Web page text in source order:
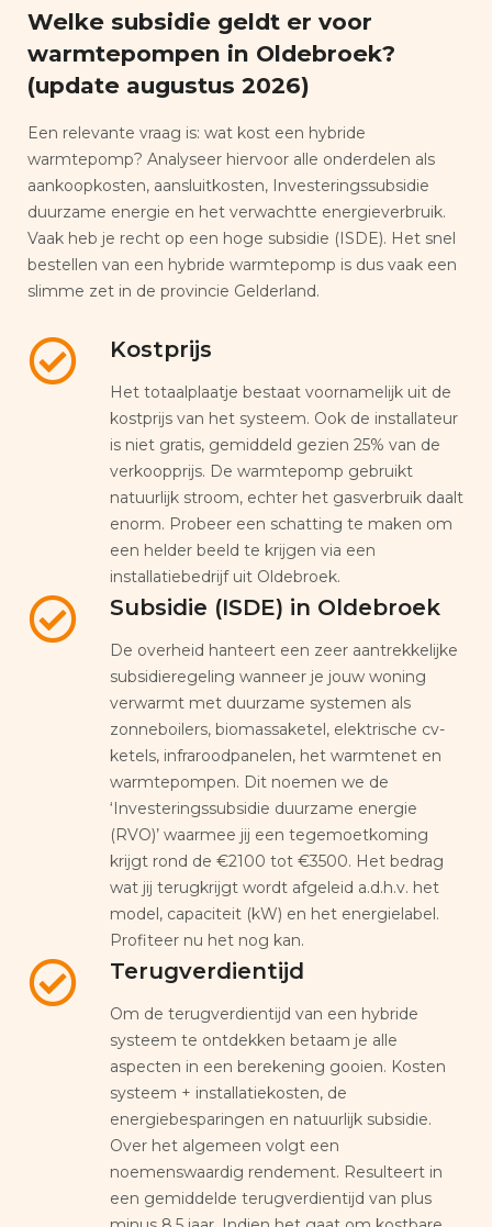
Welke subsidie geldt er voor
warmtepompen in Oldebroek?
(update augustus 2026)
Een relevante vraag is: wat kost een hybride
warmtepomp? Analyseer hiervoor alle onderdelen als
aankoopkosten, aansluitkosten, Investeringssubsidie
duurzame energie en het verwachtte energieverbruik.
Vaak heb je recht op een hoge subsidie (ISDE). Het snel
bestellen van een hybride warmtepomp is dus vaak een
slimme zet in de provincie Gelderland.
Kostprijs
Het totaalplaatje bestaat voornamelijk uit de
kostprijs van het systeem. Ook de installateur
is niet gratis, gemiddeld gezien 25% van de
verkoopprijs. De warmtepomp gebruikt
natuurlijk stroom, echter het gasverbruik daalt
enorm. Probeer een schatting te maken om
een helder beeld te krijgen via een
installatiebedrijf uit Oldebroek.
Subsidie (ISDE) in Oldebroek
De overheid hanteert een zeer aantrekkelijke
subsidieregeling wanneer je jouw woning
verwarmt met duurzame systemen als
zonneboilers, biomassaketel, elektrische cv-
ketels, infraroodpanelen, het warmtenet en
warmtepompen. Dit noemen we de
‘Investeringssubsidie duurzame energie
(RVO)’ waarmee jij een tegemoetkoming
krijgt rond de €2100 tot €3500. Het bedrag
wat jij terugkrijgt wordt afgeleid a.d.h.v. het
model, capaciteit (kW) en het energielabel.
Profiteer nu het nog kan.
Terugverdientijd
Om de terugverdientijd van een hybride
systeem te ontdekken betaam je alle
aspecten in een berekening gooien. Kosten
systeem + installatiekosten, de
energiebesparingen en natuurlijk subsidie.
Over het algemeen volgt een
noemenswaardig rendement. Resulteert in
een gemiddelde terugverdientijd van plus